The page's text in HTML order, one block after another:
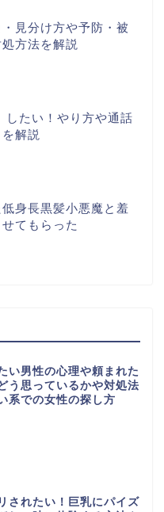
見分け方や予防・被
方法を解説
したい！やり方や通話
解説
身長黒髪小悪魔と羞
てもらった
い男性の心理や頼まれた
う思っているかや対処法
系での女性の探し方
されたい！巨乳にパイズ